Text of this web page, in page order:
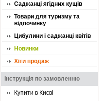
Саджанці ягідних кущів
Товари для туризму та
відпочинку
Цибулини і саджанці квітів
Новинки
Хіти продаж
Інструкція по замовленню
Купити в Києві